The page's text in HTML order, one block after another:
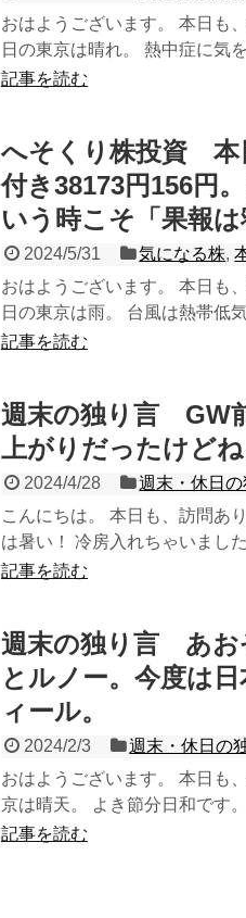
おはようございます。 本日も
日の東京は晴れ。 熱中症に気
記事を読む
へそくり株投資 本
付き38173円156円
いう時こそ「果報は
2024/5/31 気になる株,
おはようございます。 本日も
日の東京は雨。 台風は熱帯低
記事を読む
週末の独り言 GW
上がりだったけどね
2024/4/28 週末・休日
こんにちは。 本日も、訪問あ
は暑い！ 冷房入れちゃいまし
記事を読む
週末の独り言 あお
とルノー。今度は
ィール。
2024/2/3 週末・休日の
おはようございます。 本日も
京は晴天。 よき節分日和です
記事を読む